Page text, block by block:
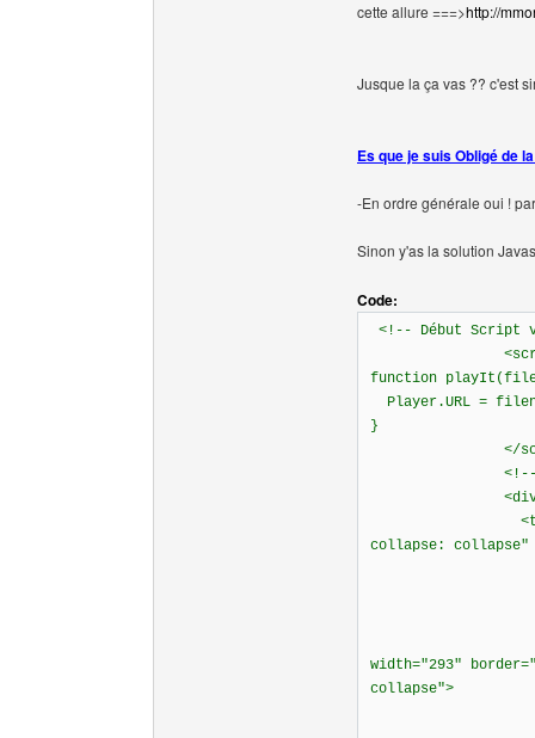
cette allure ===>http://
Jusque la ça vas ?? c'est
Es que je suis Obligé de
-En ordre générale oui !
Sinon y'as la solution
Code:
<!-- Début Script
function
Player.URL =
}
</
<!-- Fin |
<div
<table
collapse: collapse"
width="293"
collapse">